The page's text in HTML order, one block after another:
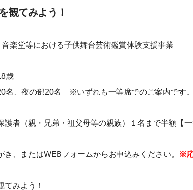
観てみよう！
音楽堂等における子供舞台芸術鑑賞体験支援事業
歳
名、夜の部20名 ※いずれも一等席でのご案内です
者（親・兄弟・祖父母等の親族）１名まで半額【
き、またはWEBフォームからお申込みください。
※
みよう！